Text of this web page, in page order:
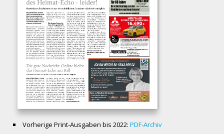
Vorherige Print-Ausgaben bis 2022: PDF-Archiv